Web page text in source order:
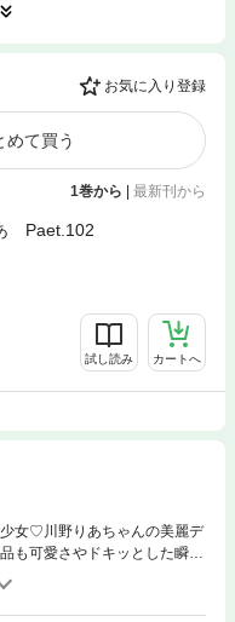
お気に入り登録
めて買う
1巻から 最新刊から
Paet.102
試し読み カートへ
女♡川野りあちゃんの美麗デ
も可愛さやドキッとした瞬間
れから先も期待溢れる美少女
ね！川野りあ「美少女学園」
）収録ページ：163（増量）